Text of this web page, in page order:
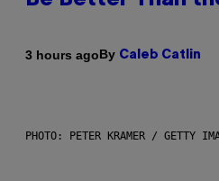
3 hours agoBy Caleb Catlin
PHOTO: PETER KRAMER / GETTY